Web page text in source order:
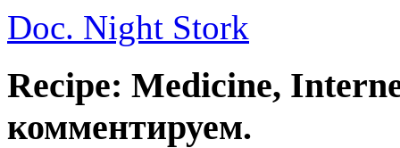
Doc. Night Stork
Recipe: Medicine,
комментируем.